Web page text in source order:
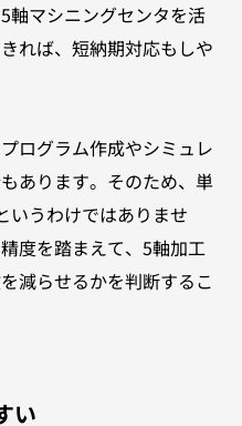
軸マシニングセンタを活
れば、短納期対応もしや
ログラム作成やシミュレ
あります。そのため、単
いうわけではありませ
度を踏まえて、5軸加工
減らせるかを判断するこ
い